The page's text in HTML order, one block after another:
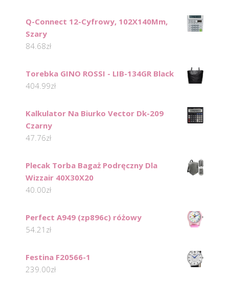
Q-Connect 12-Cyfrowy, 102X140Mm,
Szary
84.68zł
Torebka GINO ROSSI - LIB-134GR Black
404.99zł
Kalkulator Na Biurko Vector Dk-209
Czarny
47.76zł
Plecak Torba Bagaż Podręczny Dla
Wizzair 40X30X20
40.00zł
Perfect A949 (zp896c) różowy
54.21 zł
Festina F20566-1
239.00zł